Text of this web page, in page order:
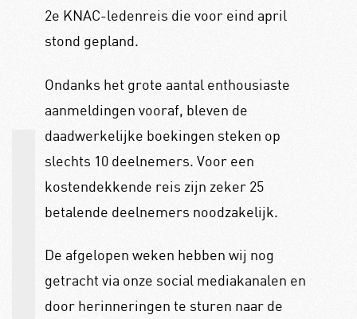
2e KNAC-ledenreis die voor eind april
stond gepland.
Ondanks het grote aantal enthousiaste
aanmeldingen vooraf, bleven de
daadwerkelijke boekingen steken op
slechts 10 deelnemers. Voor een
kostendekkende reis zijn zeker 25
betalende deelnemers noodzakelijk.
De afgelopen weken hebben wij nog
getracht via onze social mediakanalen en
door herinneringen te sturen naar de